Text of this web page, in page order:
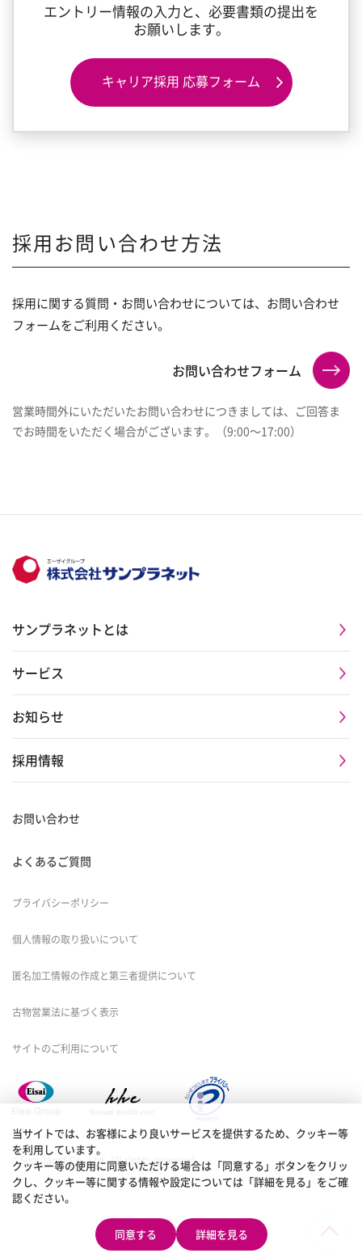
エントリー情報の入力と、必要書類の提出を
お願いします。
キャリア採用 応募フォーム
採用お問い合わせ方法
採用に関する質問・お問い合わせについては、お問い合わせ
フォームをご利用ください。
お問い合わせフォーム
営業時間外にいただいたお問い合わせにつきましては、ご回答ま
でお時間をいただく場合がございます。（9:00～17:00）
サンプラネットとは
サービス
お知らせ
採用情報
お問い合わせ
よくあるご質問
プライバシーポリシー
個人情報の取り扱いについて
匿名加工情報の作成と第三者提供について
古物営業法に基づく表示
サイトのご利用について
©Sunplanet Co.,Ltd. All rights reserved.
当サイトでは、お客様により良いサービスを提供するため、クッキー等
を利用しています。
クッキー等の使用に同意いただける場合は「同意する」ボタンをクリッ
クし、クッキー等に関する情報や設定については「詳細を見る」をご確
認ください。
同意する 詳細を見る